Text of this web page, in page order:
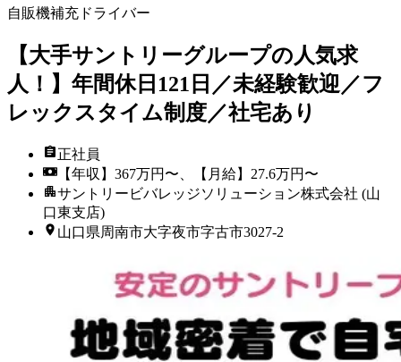
自販機補充ドライバー
【大手サントリーグループの人気求
人！】年間休日121日／未経験歓迎／フ
レックスタイム制度／社宅あり
正社員
【年収】367万円〜、【月給】27.6万円〜
サントリービバレッジソリューション株式会社 (山
口東支店)
山口県周南市大字夜市字古市3027-2